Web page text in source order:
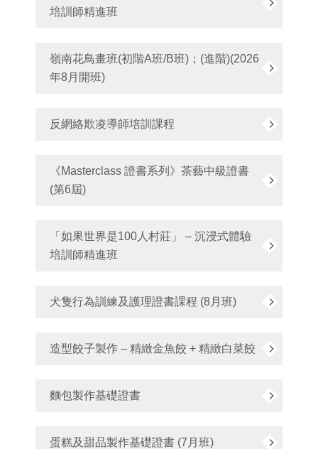
培訓師精進班
嶺南花鳥畫班(初階A班/B班)；(進階)(2026
年8月開班)
反網絡欺凌導師培訓課程
《Masterclass 證書系列》茶藝中級證書
(第6屆)
「如果世界是100人村莊」 – 沉浸式體驗
培訓師精進班
犬隻行為訓練及護理證書課程 (8月班)
造型餃子製作 – 精緻金魚餃 + 精緻白菜餃
麵包製作基礎證書
蛋糕及甜品製作基礎證書 (7月班)